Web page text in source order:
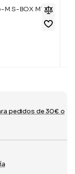
M S-BOX M190
pedidos de 30€ o